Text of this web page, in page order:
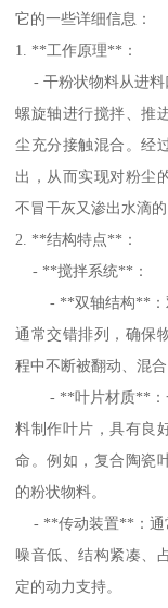
它的一些详细信息：
1. **工作原理**：
- 干粉状物料从进料
螺旋轴进行搅拌、推
尘充分接触混合。经
出，从而实现对粉尘
不冒干灰又渗出水滴的
2. **结构特点**：
- **搅拌系统**：
- **双轴结构**：双
通常交错排列，确保
程中不断被翻动、混
- **叶片材质**：一
料制作叶片，具有良
命。例如，复合陶瓷
的粉状物料。
- **传动装置**：通
噪音低、结构紧凑、
定的动力支持。